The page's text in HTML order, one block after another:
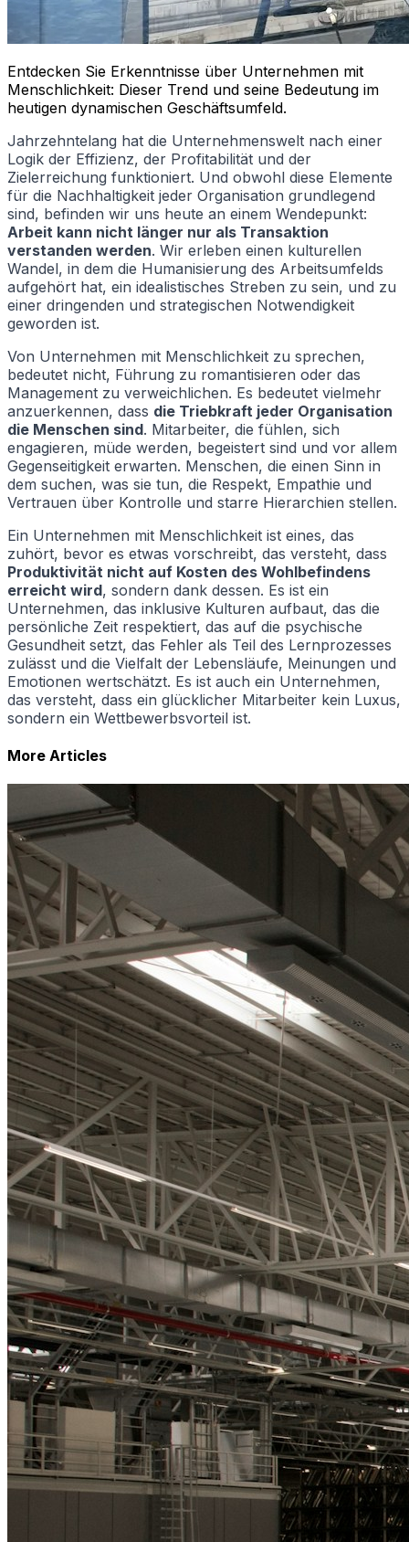
Entdecken Sie Erkenntnisse über Unternehmen mit
Menschlichkeit: Dieser Trend und seine Bedeutung im
heutigen dynamischen Geschäftsumfeld.
Jahrzehntelang hat die Unternehmenswelt nach einer
Logik der Effizienz, der Profitabilität und der
Zielerreichung funktioniert. Und obwohl diese Elemente
für die Nachhaltigkeit jeder Organisation grundlegend
sind, befinden wir uns heute an einem Wendepunkt:
Arbeit kann nicht länger nur als Transaktion
verstanden werden. Wir erleben einen kulturellen
Wandel, in dem die Humanisierung des Arbeitsumfelds
aufgehört hat, ein idealistisches Streben zu sein, und zu
einer dringenden und strategischen Notwendigkeit
geworden ist.
Von Unternehmen mit Menschlichkeit zu sprechen,
bedeutet nicht, Führung zu romantisieren oder das
Management zu verweichlichen. Es bedeutet vielmehr
anzuerkennen, dass die Triebkraft jeder Organisation
die Menschen sind. Mitarbeiter, die fühlen, sich
engagieren, müde werden, begeistert sind und vor allem
Gegenseitigkeit erwarten. Menschen, die einen Sinn in
dem suchen, was sie tun, die Respekt, Empathie und
Vertrauen über Kontrolle und starre Hierarchien stellen.
Ein Unternehmen mit Menschlichkeit ist eines, das
zuhört, bevor es etwas vorschreibt, das versteht, dass
Produktivität nicht auf Kosten des Wohlbefindens
erreicht wird, sondern dank dessen. Es ist ein
Unternehmen, das inklusive Kulturen aufbaut, das die
persönliche Zeit respektiert, das auf die psychische
Gesundheit setzt, das Fehler als Teil des Lernprozesses
zulässt und die Vielfalt der Lebensläufe, Meinungen und
Emotionen wertschätzt. Es ist auch ein Unternehmen,
das versteht, dass ein glücklicher Mitarbeiter kein Luxus,
sondern ein Wettbewerbsvorteil ist.
More Articles